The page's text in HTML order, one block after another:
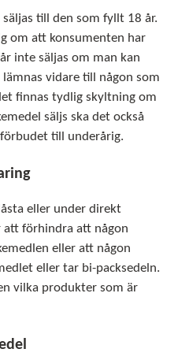
till den som fyllt 18 år.
om att konsumenten har
inte säljas om man kan
vidare till någon som
finnas tydlig skyltning om
säljs ska det också
till underårig.
eller under direkt
att förhindra att någon
eller att någon
eller tar bi-packsedeln.
vilka produkter som är